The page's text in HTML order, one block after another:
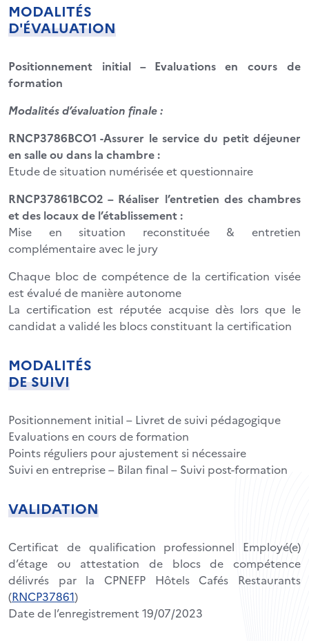
MODALITÉS
D'ÉVALUATION
Positionnement initial – Evaluations en cours de
formation
Modalités d’évaluation finale :
RNCP3786BCO1 -Assurer le service du petit déjeuner
en salle ou dans la chambre :
Etude de situation numérisée et questionnaire
RNCP37861BCO2 – Réaliser l’entretien des chambres
et des locaux de l’établissement :
Mise en situation reconstituée & entretien
complémentaire avec le jury
Chaque bloc de compétence de la certification visée
est évalué de manière autonome
La certification est réputée acquise dès lors que le
candidat a validé les blocs constituant la certification
MODALITÉS
DE SUIVI
Positionnement initial – Livret de suivi pédagogique
Evaluations en cours de formation
Points réguliers pour ajustement si nécessaire
Suivi en entreprise – Bilan final – Suivi post-formation
VALIDATION
Certificat de qualification professionnel Employé(e)
d’étage ou attestation de blocs de compétence
délivrés par la CPNEFP Hôtels Cafés Restaurants
(RNCP37861)
Date de l’enregistrement 19/07/2023